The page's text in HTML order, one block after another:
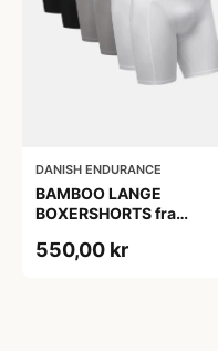
DANISH ENDURANCE
BAMBOO LANGE
BOXERSHORTS fra
Sort/Rød | Grå | Hvid 6-
550,00 kr